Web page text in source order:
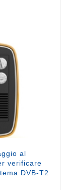
al
verificare
DVB-T2